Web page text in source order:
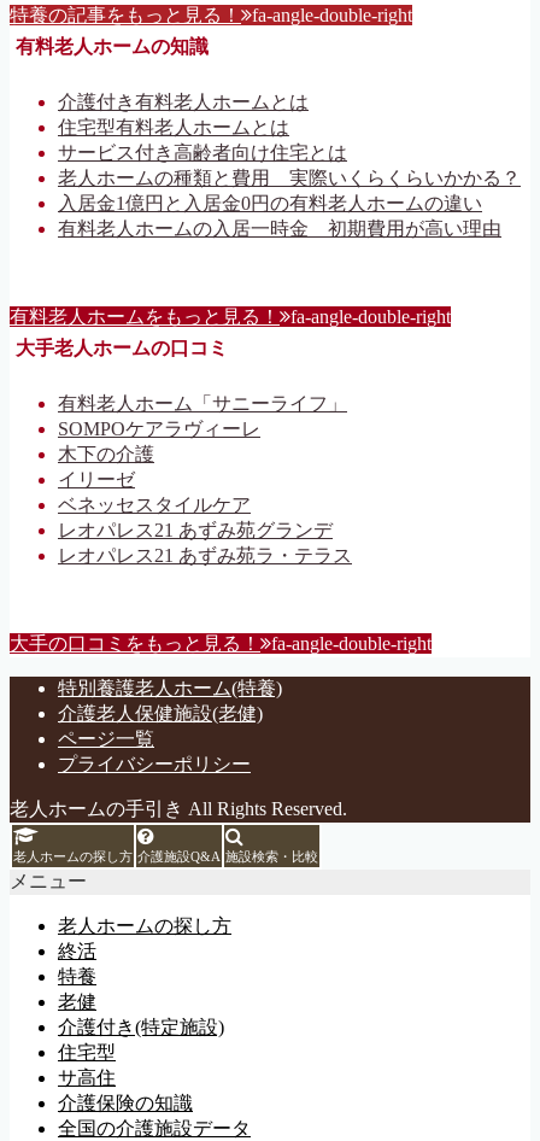
特養の記事をもっと見る！ fa-angle-double-right
有料老人ホームの知識
介護付き有料老人ホームとは
住宅型有料老人ホームとは
サービス付き高齢者向け住宅とは
老人ホームの種類と費用 実際いくらくらいかかる？
入居金1億円と入居金0円の有料老人ホームの違い
有料老人ホームの入居一時金 初期費用が高い理由
有料老人ホームをもっと見る！ fa-angle-double-right
大手老人ホームの口コミ
有料老人ホーム「サニーライフ」
SOMPOケアラヴィーレ
木下の介護
イリーゼ
ベネッセスタイルケア
レオパレス21 あずみ苑グランデ
レオパレス21 あずみ苑ラ・テラス
大手の口コミをもっと見る！ fa-angle-double-right
特別養護老人ホーム(特養)
介護老人保健施設(老健)
ページ一覧
プライバシーポリシー
老人ホームの手引き All Rights Reserved.
老人ホームの探し方 介護施設Q&A 施設検索・比較
メニュー
老人ホームの探し方
終活
特養
老健
介護付き(特定施設)
住宅型
サ高住
介護保険の知識
全国の介護施設データ